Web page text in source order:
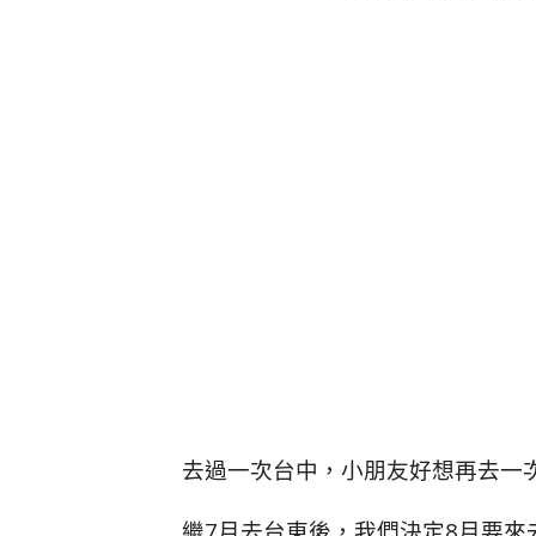
去過一次台中，小朋友好想再去一